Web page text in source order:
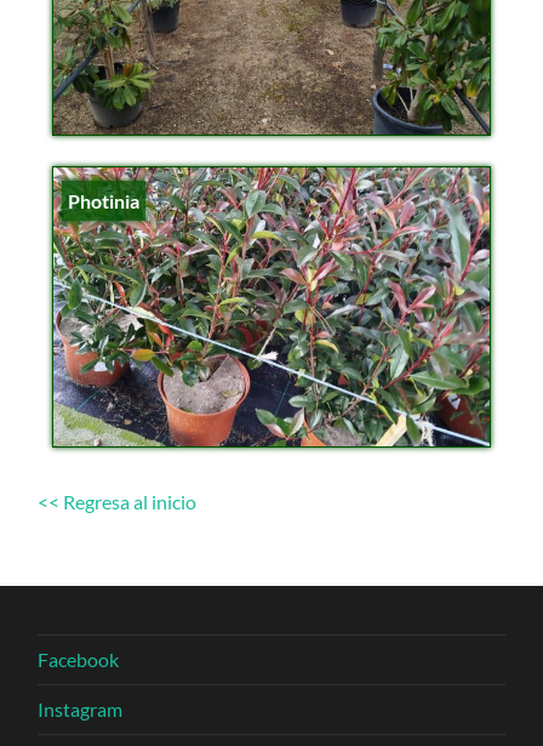
Photinia
<< Regresa al inicio
Facebook
Instagram